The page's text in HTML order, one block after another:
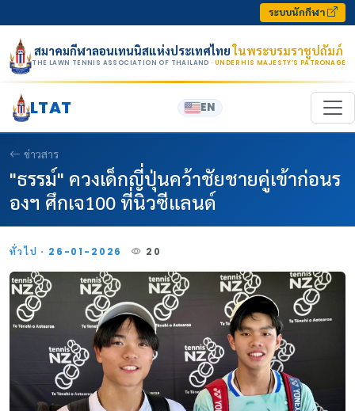
ระบบนักกีฬา
สมาคมกีฬาลอนเทนนิสแห่งประเทศไทยในพระบรมราชูปถัมภ์
THE LAWN TENNIS ASSOCIATION OF THAILAND · UNDER HIS MAJESTY’S PATRONAGE
LTAT EN
ข่าวสาร
"ธรรม์" ควงเด็กญี่ปุ่นคว้าชัยชายคู่เข้าก่อนร
องฯ ศึกเจ100 ที่นิวซีแลนด์
ทั่วไป · 26-01-2026 20